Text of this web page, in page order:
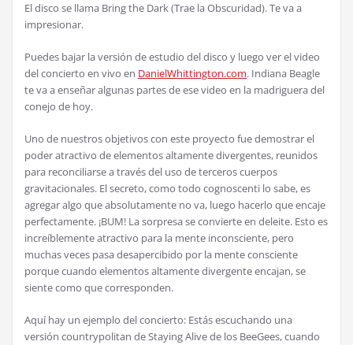
El disco se llama Bring the Dark (Trae la Obscuridad). Te va a
impresionar.
Puedes bajar la versión de estudio del disco y luego ver el video
del concierto en vivo en DanielWhittington.com. Indiana Beagle
te va a enseñar algunas partes de ese video en la madriguera del
conejo de hoy.
Uno de nuestros objetivos con este proyecto fue demostrar el
poder atractivo de elementos altamente divergentes, reunidos
para reconciliarse a través del uso de terceros cuerpos
gravitacionales. El secreto, como todo cognoscenti lo sabe, es
agregar algo que absolutamente no va, luego hacerlo que encaje
perfectamente. ¡BUM! La sorpresa se convierte en deleite. Esto es
increíblemente atractivo para la mente inconsciente, pero
muchas veces pasa desapercibido por la mente consciente
porque cuando elementos altamente divergente encajan, se
siente como que corresponden.
Aquíhay un ejemplo del concierto: Estás escuchando una
versión countrypolitan de Staying Alive de los BeeGees, cuando